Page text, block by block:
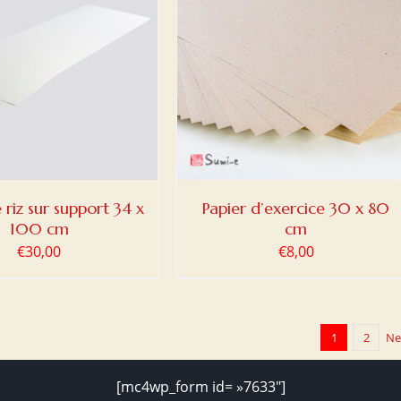
riz sur support 34 x
100 cm
€30,00
Papier d’exercice 30 x 80
cm
€8,00
1 2
[mc4wp_form id= »7633″]